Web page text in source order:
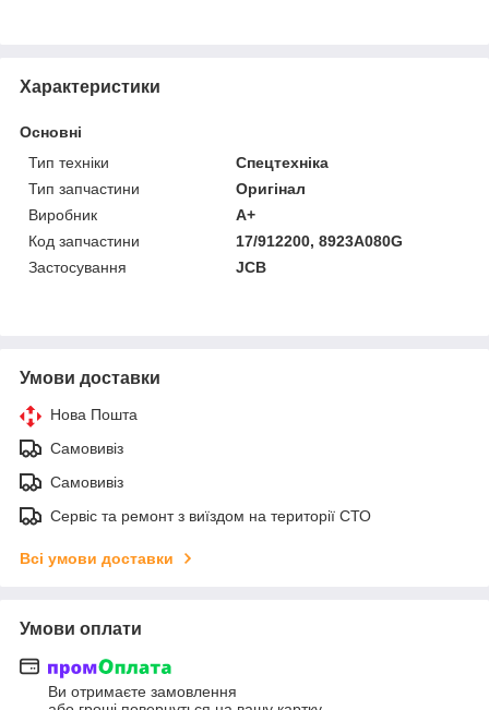
Характеристики
Основні
Тип техніки
Спецтехніка
Тип запчастини
Оригінал
Виробник
A+
Код запчастини
17/912200, 8923A080G
Застосування
JCB
Умови доставки
Нова Пошта
Самовивіз
Самовивіз
Сервіс та ремонт з виїздом на території СТО
Всі умови доставки
Умови оплати
Ви отримаєте замовлення